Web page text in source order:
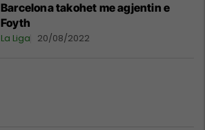
Barcelona takohet me agjentin e
Foyth
La Liga 20/08/2022